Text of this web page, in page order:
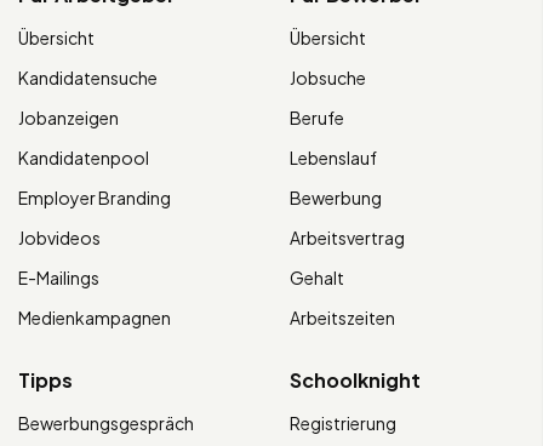
Übersicht
Kandidatensuche
Jobanzeigen
Kandidatenpool
Employer Branding
Jobvideos
E-Mailings
Medienkampagnen
Übersicht
Jobsuche
Berufe
Lebenslauf
Bewerbung
Arbeitsvertrag
Gehalt
Arbeitszeiten
Tipps
Bewerbungsgespräch
Schoolknight
Registrierung